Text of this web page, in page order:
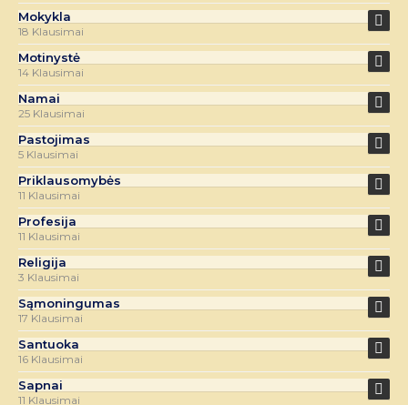
Mokykla
18 Klausimai
Motinystė
14 Klausimai
Namai
25 Klausimai
Pastojimas
5 Klausimai
Priklausomybės
11 Klausimai
Profesija
11 Klausimai
Religija
3 Klausimai
Sąmoningumas
17 Klausimai
Santuoka
16 Klausimai
Sapnai
11 Klausimai